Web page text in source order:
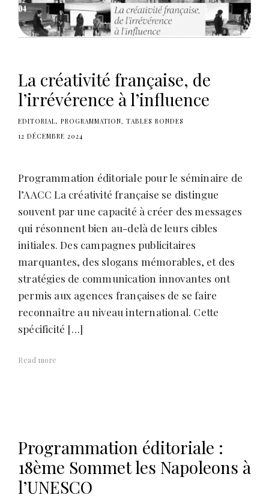
s
La créativité française, de
l’irrévérence à l’influence
EDITORIAL PROGRAMMATION
TABLES RONDES
12 DÉCEMBRE 2024
Programmation éditoriale pour le séminaire de
l’AACC La créativité française se distingue
souvent par une capacité à créer des messages
qui résonnent bien au-delà de leurs cibles
initiales. Des campagnes publicitaires
marquantes, des slogans mémorables, et des
stratégies de communication innovantes ont
permis aux agences françaises de se faire
reconnaître au niveau international. Cette
spécificité […]
Read more
Programmation éditoriale :
18ème Sommet les Napoleons à
l’UNESCO